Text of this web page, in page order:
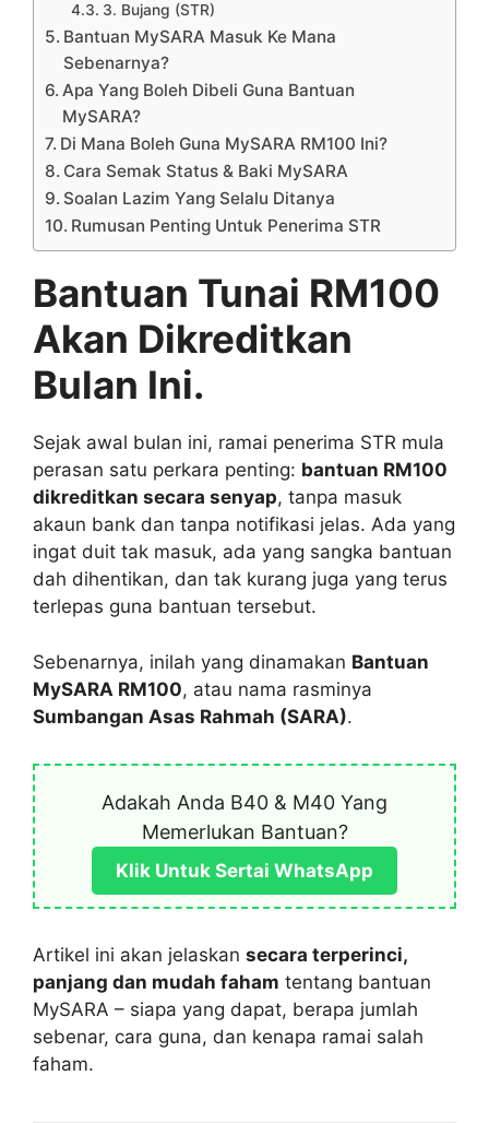
3. Bujang (STR)
Bantuan MySARA Masuk Ke Mana
Sebenarnya?
Apa Yang Boleh Dibeli Guna Bantuan
MySARA?
Di Mana Boleh Guna MySARA RM100 Ini?
Cara Semak Status & Baki MySARA
Soalan Lazim Yang Selalu Ditanya
Rumusan Penting Untuk Penerima STR
Bantuan Tunai RM100
Akan Dikreditkan
Bulan Ini.
Sejak awal bulan ini, ramai penerima STR mula
perasan satu perkara penting: bantuan RM100
dikreditkan secara senyap, tanpa masuk
akaun bank dan tanpa notifikasi jelas. Ada yang
ingat duit tak masuk, ada yang sangka bantuan
dah dihentikan, dan tak kurang juga yang terus
terlepas guna bantuan tersebut.
Sebenarnya, inilah yang dinamakan Bantuan
MySARA RM100, atau nama rasminya
Sumbangan Asas Rahmah (SARA).
Adakah Anda B40 & M40 Yang
Memerlukan Bantuan?
Klik Untuk Sertai WhatsApp
Artikel ini akan jelaskan secara terperinci,
panjang dan mudah faham tentang bantuan
MySARA – siapa yang dapat, berapa jumlah
sebenar, cara guna, dan kenapa ramai salah
faham.